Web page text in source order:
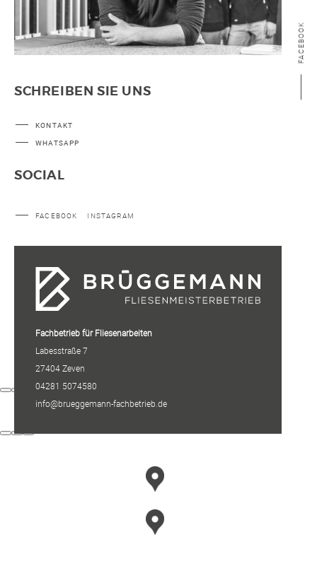
FACEBOOK
SCHREIBEN SIE UNS
KONTAKT
WHATSAPP
SOCIAL
FACEBOOK INSTAGRAM
Fachbetrieb für Fliesenarbeiten
Labesstraße 7
27404 Zeven
04281 5074580
info@brueggemann-fachbetrieb.de